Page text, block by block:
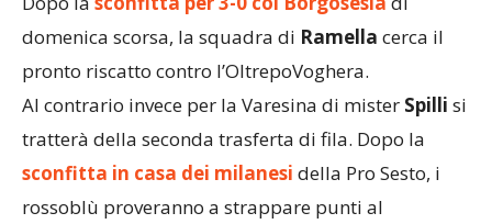
domenica scorsa, la squadra di Ramella cerca il
pronto riscatto contro l’OltrepoVoghera.
Al contrario invece per la Varesina di mister Spilli si
tratterà della seconda trasferta di fila. Dopo la
sconfitta in casa dei milanesi della Pro Sesto, i
rossoblù proveranno a strappare punti al